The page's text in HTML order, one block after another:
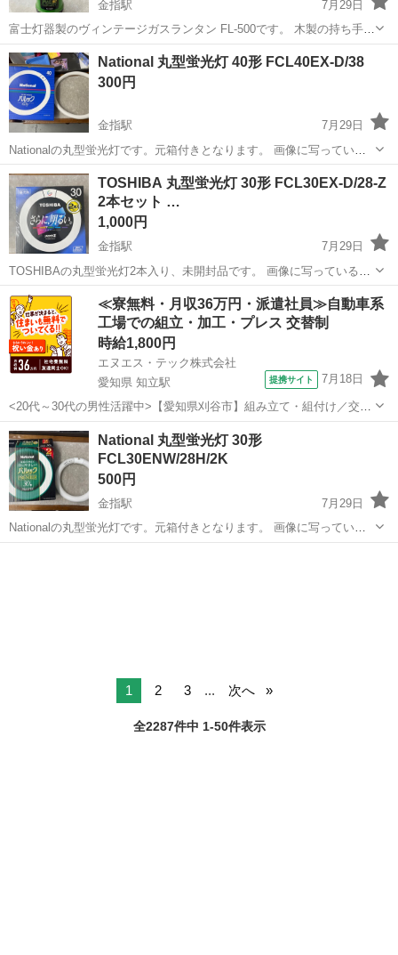
金指駅
7月29日
富士灯器製のヴィンテージガスランタン FL‑500です。 木製の持ち手が
付いており、角度調整が可能なデザインになっています。 アウトド
ア、キャンプはもちろん、インテリアとしても雰囲気を演出できま
す。 レトロな雰囲気が魅力の昭...
静岡 浜松市 照明器具
National 丸型蛍光灯 40形 FCL40EX‑D/38
300円
金指駅
7月29日
Nationalの丸型蛍光灯です。元箱付きとなります。 画像に写っている
本体・付属品のみの出品となります。 直接引取り、または着払いでの
発送も対応可能です。店舗からの配送をご希望の場合は、お気軽にご
連絡ください。
静岡 浜松市 照明器具 National
TOSHIBA 丸型蛍光灯 30形 FCL30EX‑D/28‑Z
2本セット …
1,000円
金指駅
7月29日
TOSHIBAの丸型蛍光灯2本入り、未開封品です。 画像に写っている本
体・付属品のみの出品となります。 直接引取り、または着払いでの発
送も対応可能です。店舗からの配送をご希望の場合は、お気軽にご連
絡ください。
静岡 浜松市 金指駅 照明器具 蛍光灯
≪寮無料・月収36万円・派遣社員≫自動車系
工場での組立・加工・プレス 交替制
時給1,800円
エヌエス・テック株式会社
愛知県 知立駅
提携サイト 7月18日
<20代～30代の男性活躍中>【愛知県刈谷市】組み立て・組付け／交替
制／月収36.2万円以上可能！／ngy143-99 仕事概要 仕事概要 困った時
／トラブル時のサポートも万全 ー・ー・ー・ー・ー・ー 毎週火曜/金
曜 入社...
愛知 刈谷市 その他
National 丸型蛍光灯 30形
FCL30ENW/28H/2K
500円
金指駅
7月29日
Nationalの丸型蛍光灯です。元箱付きとなります。 画像に写っている
本体・付属品のみの出品となります。 直接引取り、または着払いでの
1 2 3 ... 次へ
全2287件中 1-50件表示